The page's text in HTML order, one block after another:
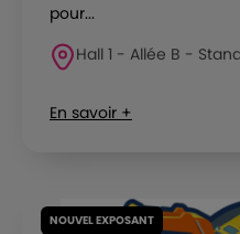
pour...
Hall 1 - Allée B -
En savoir +
NOUVEL EXPOSANT